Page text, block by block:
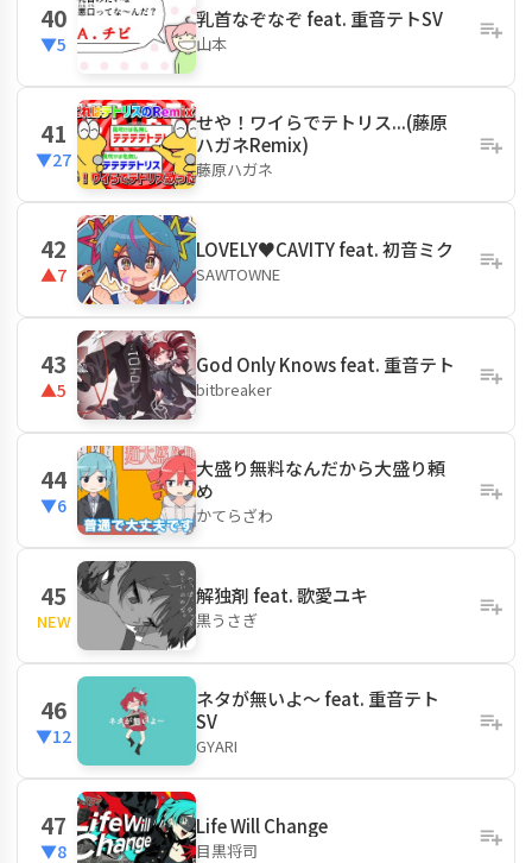
40
▼5
乳首なぞなぞ feat. 重音テトSV
山本
41
▼27
せや！ワイらでテトリス...(藤原
ハガネRemix)
藤原ハガネ
42
▲7
LOVELY♥CAVITY feat. 初音ミク
SAWTOWNE
43
▲5
God Only Knows feat. 重音テト
bitbreaker
44
▼6
大盛り無料なんだから大盛り頼
め
かてらざわ
45
NEW
解独剤 feat. 歌愛ユキ
黒うさぎ
46
▼12
ネタが無いよ～ feat. 重音テト
SV
GYARI
47
▼8
Life Will Change
目黒将司